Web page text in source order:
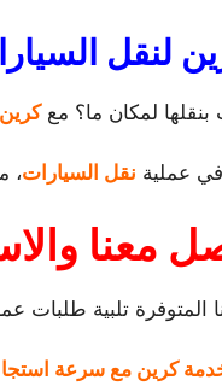
لنقل
لمكان ما؟ مع
في عملية نقل السيارات،
معنا
تلبية طلبات
كرين مع سرعة استجابة